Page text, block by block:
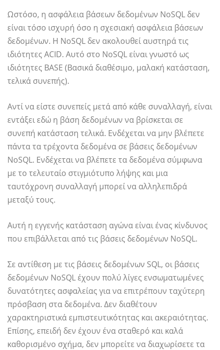
Ωστόσο, η ασφάλεια βάσεων δεδομένων NoSQL δεν
είναι τόσο ισχυρή όσο η σχεσιακή ασφάλεια βάσεων
δεδομένων. Η NoSQL δεν ακολουθεί αυστηρά τις
ιδιότητες ACID. Αυτό στο NoSQL είναι γνωστό ως
ιδιότητες BASE (Βασικά διαθέσιμο, μαλακή κατάσταση,
τελικά συνεπής).
Αντί να είστε συνεπείς μετά από κάθε συναλλαγή, είναι
εντάξει εδώ η βάση δεδομένων να βρίσκεται σε
συνεπή κατάσταση τελικά. Ενδέχεται να μην βλέπετε
πάντα τα τρέχοντα δεδομένα σε βάσεις δεδομένων
NoSQL. Ενδέχεται να βλέπετε τα δεδομένα σύμφωνα
με το τελευταίο στιγμιότυπο λήψης και μια
ταυτόχρονη συναλλαγή μπορεί να αλληλεπιδρά
μεταξύ τους.
Αυτή η εγγενής κατάσταση αγώνα είναι ένας κίνδυνος
που επιβάλλεται από τις βάσεις δεδομένων NoSQL.
Σε αντίθεση με τις βάσεις δεδομένων SQL, οι βάσεις
δεδομένων NoSQL έχουν πολύ λίγες ενσωματωμένες
δυνατότητες ασφαλείας για να επιτρέπουν ταχύτερη
πρόσβαση στα δεδομένα. Δεν διαθέτουν
χαρακτηριστικά εμπιστευτικότητας και ακεραιότητας.
Επίσης, επειδή δεν έχουν ένα σταθερό και καλά
καθορισμένο σχήμα, δεν μπορείτε να διαχωρίσετε τα